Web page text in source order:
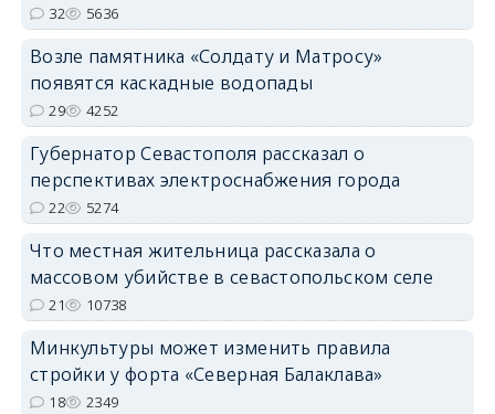
32 5636
Возле памятника «Солдату и Матросу»
появятся каскадные водопады
29 4252
Губернатор Севастополя рассказал о
перспективах электроснабжения города
22 5274
Что местная жительница рассказала о
массовом убийстве в севастопольском селе
21 10738
Минкультуры может изменить правила
стройки у форта «Северная Балаклава»
18 2349